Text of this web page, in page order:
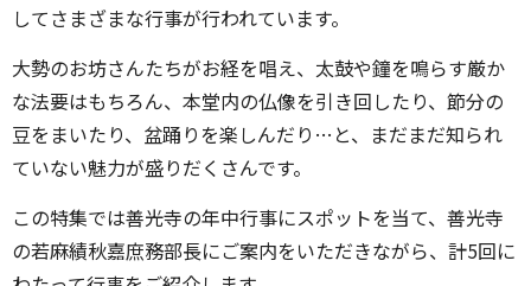
してさまざまな行事が行われています。
大勢のお坊さんたちがお経を唱え、太鼓や鐘を鳴らす厳か
な法要はもちろん、本堂内の仏像を引き回したり、節分の
豆をまいたり、盆踊りを楽しんだり … と、まだまだ知られ
ていない魅力が盛りだくさんです。
この特集では善光寺の年中行事にスポットを当て、善光寺
の若麻績秋嘉庶務部長にご案内をいただきながら、計5回に